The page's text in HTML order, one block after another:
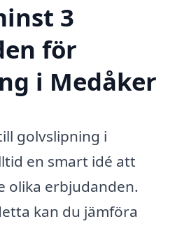
3
för
i Medåker
golvslipning i
en smart idé att
olika erbjudanden.
kan du jämföra